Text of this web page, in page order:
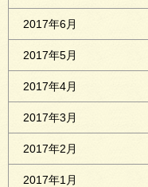
2017年6月
2017年5月
2017年4月
2017年3月
2017年2月
2017年1月